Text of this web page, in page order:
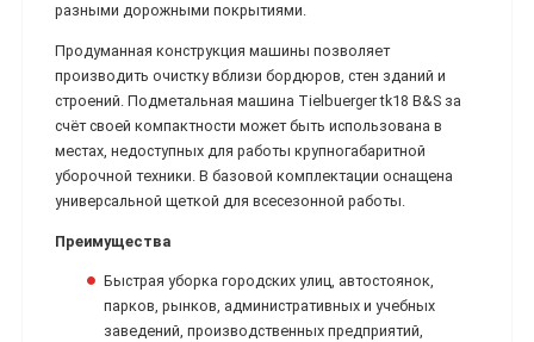
разными дорожными покрытиями.
Продуманная конструкция машины позволяет
производить очистку вблизи бордюров, стен зданий и
строений. Подметальная машина Tielbuerger tk18 B&S за
счёт своей компактности может быть использована в
местах, недоступных для работы крупногабаритной
уборочной техники. В базовой комплектации оснащена
универсальной щеткой для всесезонной работы.
Преимущества
Быстрая уборка городских улиц, автостоянок,
парков, рынков, административных и учебных
заведений, производственных предприятий,